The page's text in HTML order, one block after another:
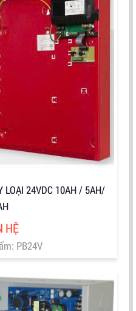
LOẠI 24VDC 10AH / 5AH/
HỆ
PB24V